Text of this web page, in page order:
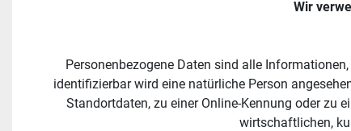
Wir
Personenbezogene Daten sind alle
identifizierbar wird eine natürliche Person
Standortdaten, zu einer Online-Kennung oder zu
wirtschaftlichen,